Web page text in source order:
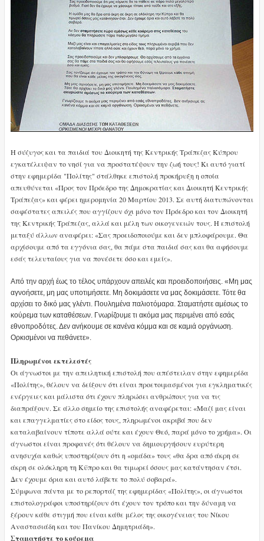
H σύζυγος και τα παιδιά του Διοικητή της Κεντρικής Τράπεζας Κύπρου
εγκατέλειψαν το νησί για να προστατέψουν την ζωή τους! Κι αυτό γιατί
στην εφημερίδα "Πολίτης" στάλθηκε επιστολή προκήρυξη η οποία
απευθύνεται «Προς τον Πρόεδρο της Δημοκρατίας και Διοικητή Κεντρικής
Τράπεζας» καιφέρει ημερομηνία 20 Μαρτίου 2013. Σε αυτή διατυπώνονται
σαφέστατες απειλές που αγγίζουν όχι μόνο τον Πρόεδρο και τον Διοικητή
της Κεντρικής Τράπεζας, αλλά και μέλη των οικογενειών τους. Η επιστολή
μεταξύ άλλων αναφέρει: «Σας προειδοποιούμε και δεν μπλοφάρουμε. Θα
αρχίσουμε από τα εγγόνια σας, θα πάμε στα παιδιά σας και θα αφήσουμε
εσάς τελευταίους για να πονέσετε όσο και εμείς».
Από την αρχή έως το τέλος υπάρχουν απειλές και προειδοποιήσεις. «Μη μας
αγνοήσετε, μη μας υποτιμήσετε. Μη δοκιμάσετε να μας δοκιμάσετε. Τότε θα
αρχίσει το δικό μας γλέντι. Πουλημένα παλιοτόμαρα. Σταματήστε αμέσως το
κούρεμα των καταθέσεων. Γνωρίζουμε τι ακόμα μας περιμένει από εσάς
εθνοπροδότες. Δεν ανήκουμε σε κανένα κόμμα και σε καμιά οργάνωση.
Ορκισμένοι να πεθάνετε».
Πληρωμένοι εκτελεστές
Οι άγνωστοι με την απειλητική επιστολή που απέστειλαν στην εφημερίδα
«Πολίτης», θέλουν να δείξουν ότι είναι προετοιμασμένοι για εγκληματικές
ενέργειες και μάλιστα ότι έχουν πληρώσει ανθρώπους για να τις
διαπράξουν. Σε άλλο σημείο της επιστολής αναφέρεται: «Μαζί μας είναι
και επαγγελματίες στο είδος τους, πληρωμένοι ακριβά που δεν
καταλαβαίνουν τίποτε αλλά ούτε και έχουν Θεό, παρά μόνο το χρήμα». Οι
άγνωστοι είναι προφανές ότι θέλουν να δημιουργήσουν ευρύτερη
ανησυχία καθώς υποστηρίζουν ότι η «ομάδα» τους «θα δρα από άκρη σε
άκρη σε ολόκληρη τη Κϋπρο και θα τιμωρεί όσους μας κατάντησαν έτσι.
Δεν έχουμε όρια και αυτό λάβετε το πολύ σοβαρά».
Σύμφωνα πάντα με το ρεπορτάζ της εφημερίδας «Πολίτης», οι άγνωστοι
επιστολογράφοι υποστηρίζουν ότι έχουν τον τρόπο και την δύναμη να
ξέρουν κάθε στιγμή που είναι κάθε μέλος της οικογένειας του Νίκου
Αναστασιάδη και του Πανίκου Δημητριάδη».
Σταματήστε το κούρεμα